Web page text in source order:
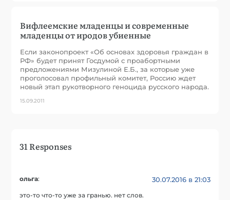
Вифлеемские младенцы и современные
младенцы от иродов убиенные
Если законопроект «Об основах здоровья граждан в
РФ» будет принят Госдумой с проабортными
предложениями Мизулиной Е.Б., за которые уже
проголосовал профильный комитет, Россию ждет
новый этап рукотворного геноцида русского народа.
15.09.2011
31 Responses
ольга: 30.07.2016 в 21:03
это-то что-то уже за гранью. нет слов.